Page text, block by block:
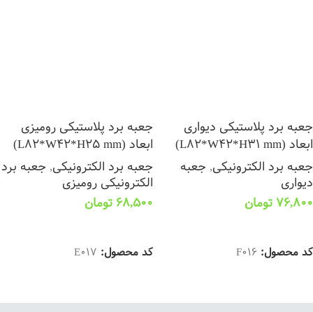
جعبه برد پلاستیکی دیواری
ابعاد (L82*W42*H31 mm)
جعبه برد الکترونیکی, جعبه
دیواری
76,800 تومان
کد محصول: F016
جعبه برد پلاستیکی رومیزی
ابعاد (L82*W42*H25 mm)
جعبه برد الکترونیکی, جعبه برد
الکترونیکی رومیزی
68,500 تومان
کد محصول: E017